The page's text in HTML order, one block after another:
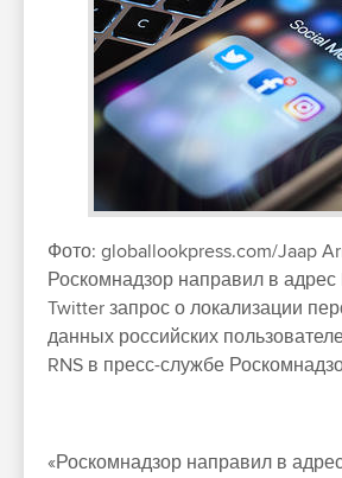
Фото: globallookpress.com/Jaap
Роскомнадзор направил в адрес
Twitter запрос о локализации
данных российских
RNS в пресс-службе
«Роскомнадзор направил в